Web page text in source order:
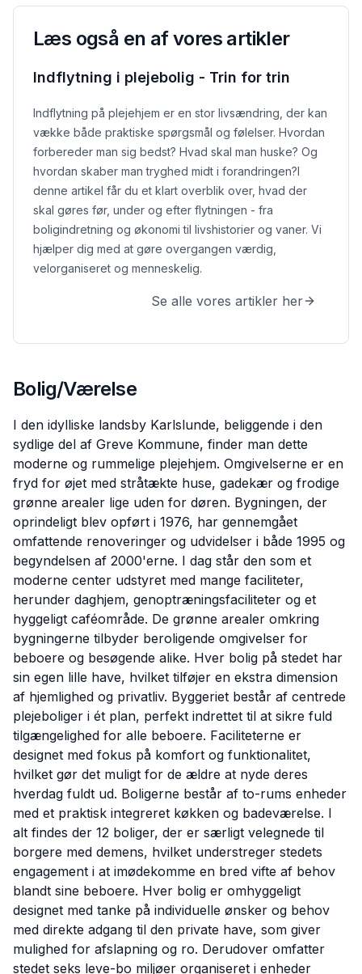
Læs også en af vores artikler
Indflytning i plejebolig - Trin for trin
Indflytning på plejehjem er en stor livsændring, der kan
vække både praktiske spørgsmål og følelser. Hvordan
forbereder man sig bedst? Hvad skal man huske? Og
hvordan skaber man tryghed midt i forandringen?I
denne artikel får du et klart overblik over, hvad der
skal gøres før, under og efter flytningen - fra
boligindretning og økonomi til livshistorier og vaner. Vi
hjælper dig med at gøre overgangen værdig,
velorganiseret og menneskelig.
Se alle vores artikler her
Bolig/Værelse
I den idylliske landsby Karlslunde, beliggende i den
sydlige del af Greve Kommune, finder man dette
moderne og rummelige plejehjem. Omgivelserne er en
fryd for øjet med stråtækte huse, gadekær og frodige
grønne arealer lige uden for døren. Bygningen, der
oprindeligt blev opført i 1976, har gennemgået
omfattende renoveringer og udvidelser i både 1995 og
begyndelsen af 2000'erne. I dag står den som et
moderne center udstyret med mange faciliteter,
herunder daghjem, genoptræningsfaciliteter og et
hyggeligt caféområde. De grønne arealer omkring
bygningerne tilbyder beroligende omgivelser for
beboere og besøgende alike. Hver bolig på stedet har
sin egen lille have, hvilket tilføjer en ekstra dimension
af hjemlighed og privatliv. Byggeriet består af centrede
plejeboliger i ét plan, perfekt indrettet til at sikre fuld
tilgængelighed for alle beboere. Faciliteterne er
designet med fokus på komfort og funktionalitet,
hvilket gør det muligt for de ældre at nyde deres
hverdag fuldt ud. Boligerne består af to-rums enheder
med et praktisk integreret køkken og badeværelse. I
alt findes der 12 boliger, der er særligt velegnede til
borgere med demens, hvilket understreger stedets
engagement i at imødekomme en bred vifte af behov
blandt sine beboere. Hver bolig er omhyggeligt
designet med tanke på individuelle ønsker og behov
med direkte adgang til den private have, som giver
mulighed for afslapning og ro. Derudover omfatter
stedet seks leve-bo miljøer organiseret i enheder